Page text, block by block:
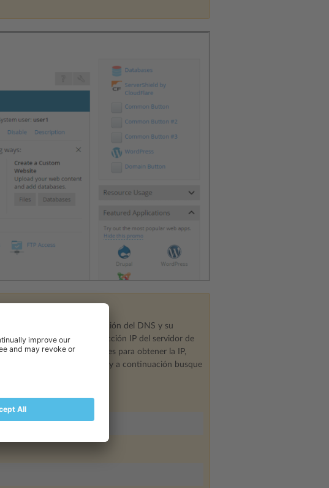
relacionados de configuración del DNS y su
ello, introduzca la dirección IP del servidor de
examinar las instrucciones para obtener la IP,
, busque el registro NS y a continuación busque